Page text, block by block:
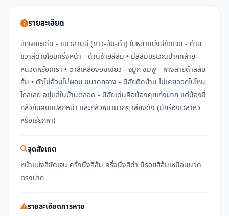
รายละเอียด
ลักษณะเด่น - แมวสามสี (ขาว-ส้ม-ดำ) ใบหน้าแบ่งสีขัดเจน - ด้าน
ขวาสีดำเกือบครึ่งหน้า - ด้านซ้ายสีส้ม • มีสีส้มบริเวณปากคล้าย
หนวดหรือเครา • ตาลีเหลืองอมเขียว - จมูก ชมพู - หางลายดำสลับ
ส้ม • ตัวไม่อ้วนไม่ผอม ขนาดกลาง - นิสัยติดบ้าน ไม่เคยออกไปไหน
ไกลเลย อยู่แต่ในบ้านตลอด - นิสัยเด่นคือน้องคุยเก่งมาก แต่น้องขี้
กลัวกับคนแปลกหน้า และกลัวหมามากๆ เสียงดัง (มักร้องเวลาหิว
หรือเรียกหา)
จุดสังเกต
หน้าแบ่งสีชัดเจน ครึ่งนึงสีส้ม ครึ่งนึงสีดำ มีรอยสีส้มเหมือนนวด
ตรงปาก
รายละเอียดการหาย